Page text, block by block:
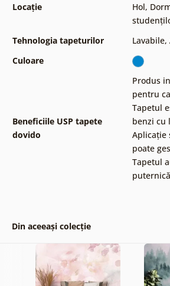
Locație
Hol,
Tehnologia tapeturilor
Lavabile,
Culoare
Beneficiile USP tapete
dovido
Produs
pentru
Tapetul
benzi cu
Aplicație
poate
Tapetul
puternică
Din aceeași colecție